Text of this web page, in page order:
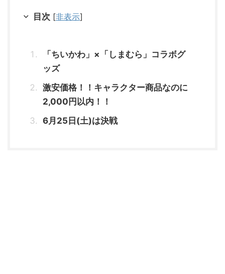
目次 [非表示]
「ちいかわ」×「しまむら」コラボグ
ッズ
激安価格！！キャラクター商品なのに
2,000円以内！！
6月25日(土)は決戦